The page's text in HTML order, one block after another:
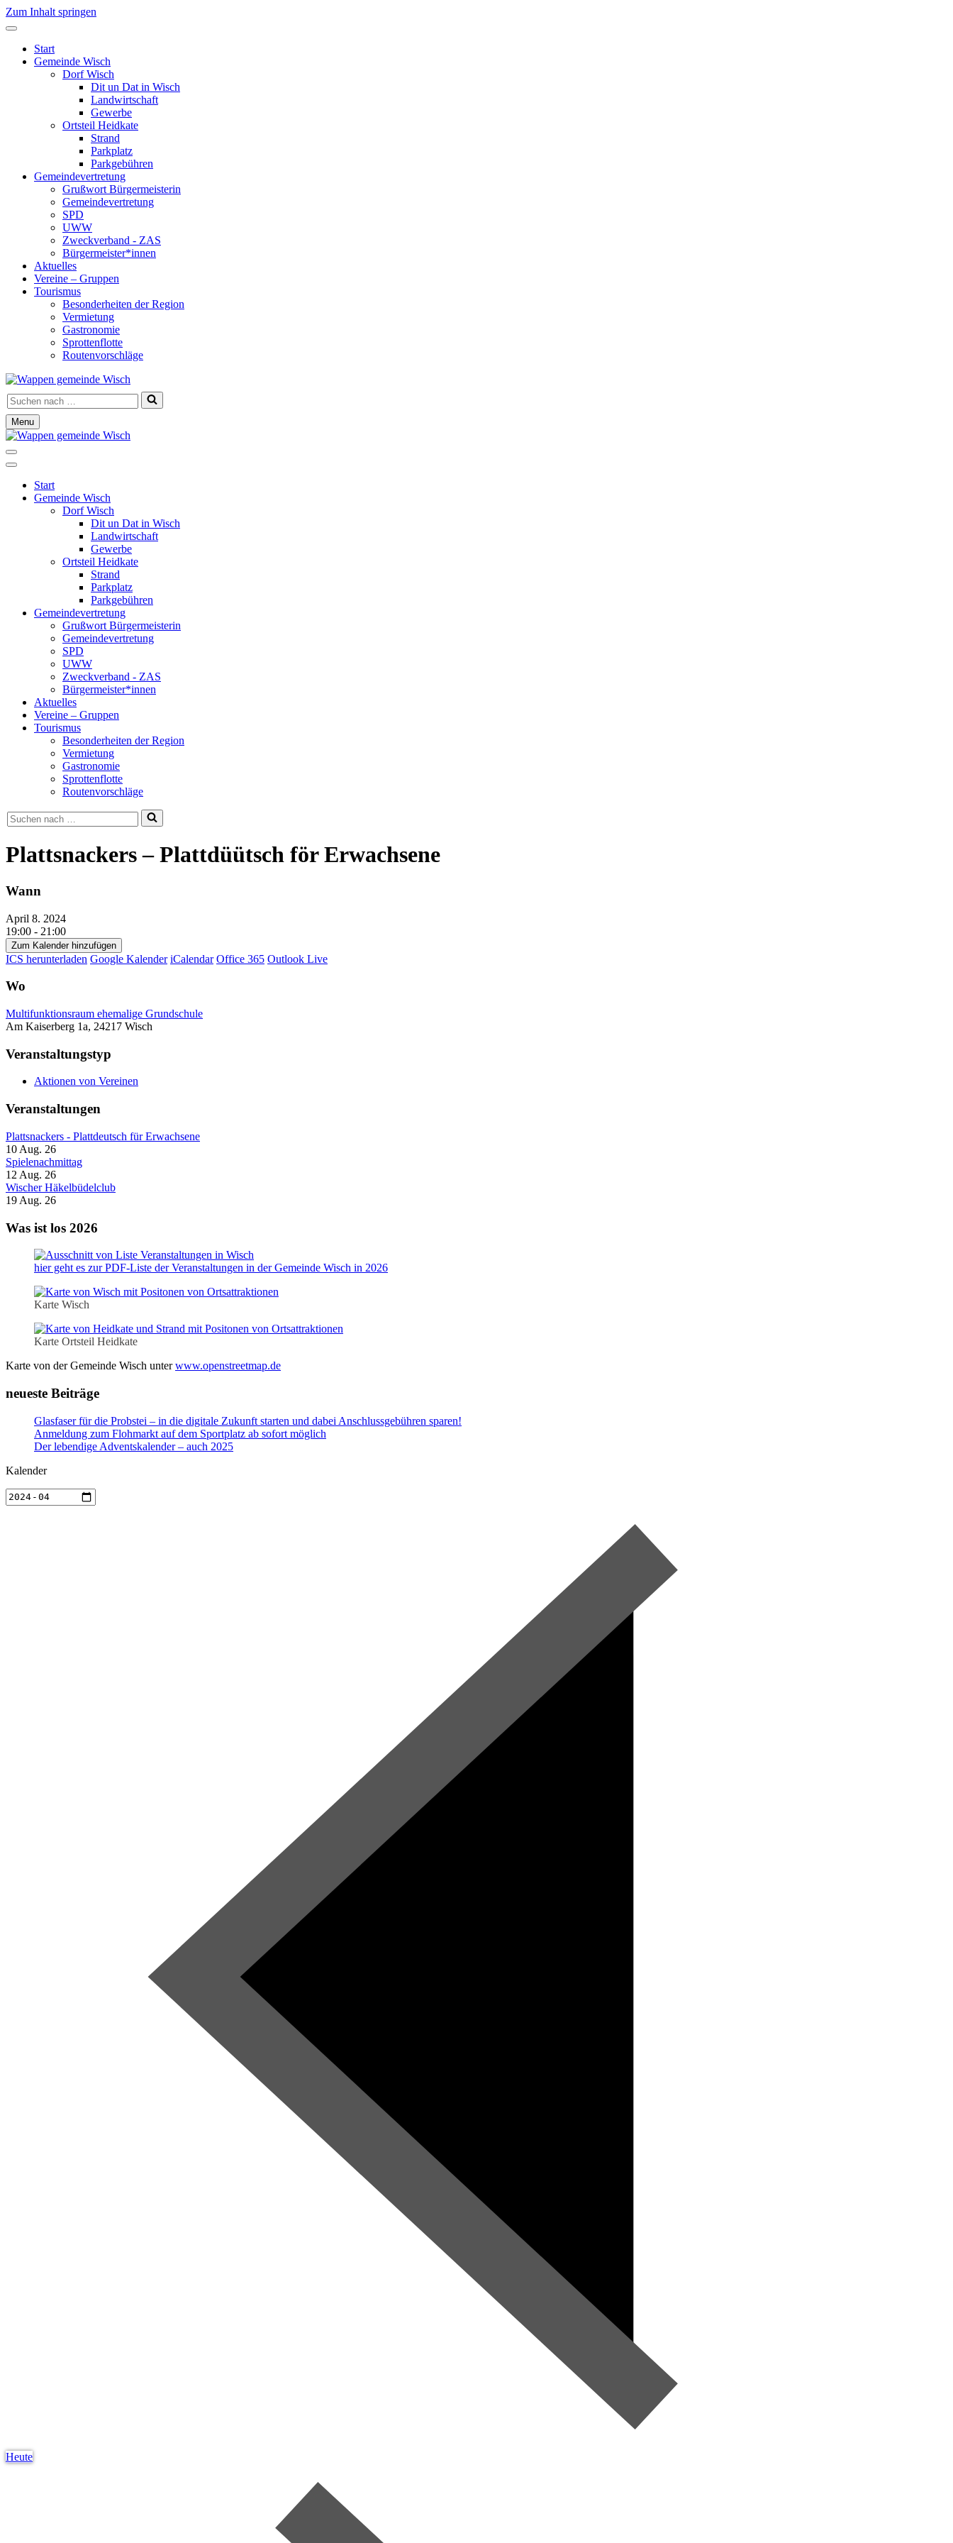
Zum Inhalt springen
Start
Gemeinde Wisch
Dorf Wisch
Dit un Dat in Wisch
Landwirtschaft
Gewerbe
Ortsteil Heidkate
Strand
Parkplatz
Parkgebühren
Gemeindevertretung
Grußwort Bürgermeisterin
Gemeindevertretung
SPD
UWW
Zweckverband - ZAS
Bürgermeister*innen
Aktuelles
Vereine – Gruppen
Tourismus
Besonderheiten der Region
Vermietung
Gastronomie
Sprottenflotte
Routenvorschläge
Suchen
nach …
Menu
Navigationsmenü
Navigationsmenü
Start
Gemeinde Wisch
Dorf Wisch
Dit un Dat in Wisch
Landwirtschaft
Gewerbe
Ortsteil Heidkate
Strand
Parkplatz
Parkgebühren
Gemeindevertretung
Grußwort Bürgermeisterin
Gemeindevertretung
SPD
UWW
Zweckverband - ZAS
Bürgermeister*innen
Aktuelles
Vereine – Gruppen
Tourismus
Besonderheiten der Region
Vermietung
Gastronomie
Sprottenflotte
Routenvorschläge
Suchen
nach …
Plattsnackers – Plattdüütsch för Erwachsene
Wann
April 8. 2024
19:00 - 21:00
Zum Kalender hinzufügen
ICS herunterladen Google Kalender iCalendar Office 365 Outlook Live
Wo
Multifunktionsraum ehemalige Grundschule
Am Kaiserberg 1a, 24217 Wisch
Veranstaltungstyp
Aktionen von Vereinen
Veranstaltungen
Plattsnackers - Plattdeutsch für Erwachsene
10 Aug. 26
Spielenachmittag
12 Aug. 26
Wischer Häkelbüdelclub
19 Aug. 26
Was ist los 2026
hier geht es zur PDF-Liste der Veranstaltungen in der Gemeinde Wisch in 2026
Karte Wisch
Karte Ortsteil Heidkate
Karte von der Gemeinde Wisch unterwww.openstreetmap.de
neueste Beiträge
Glasfaser für die Probstei – in die digitale Zukunft starten und dabei Anschlussgebühren sparen!
Anmeldung zum Flohmarkt auf dem Sportplatz ab sofort möglich
Der lebendige Adventskalender – auch 2025
Kalender
Heute